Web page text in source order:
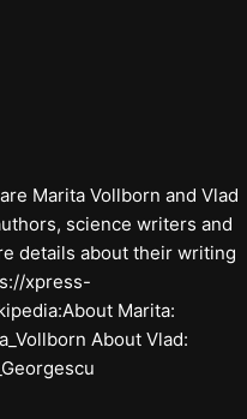
Marita Vollborn and Vlad
science writers and
details about their writing
xpress-
Marita:
About Vlad: